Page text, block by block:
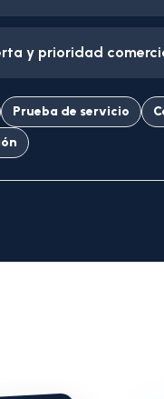
y prioridad
Prueba de servicio